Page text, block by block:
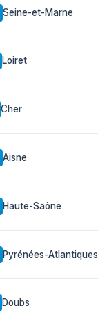
Seine-et-Marne
Loiret
Cher
Aisne
Haute-Saône
Pyrénées-Atlantiques
Doubs